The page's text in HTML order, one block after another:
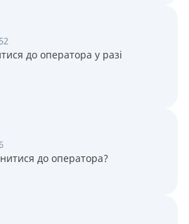
до оператора у разі
до оператора?